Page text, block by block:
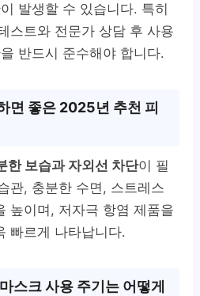
발생할 수 있습니다. 특히
스트와 전문가 상담 후 사용
반드시 준수해야 합니다.
면 좋은 2025년 추천 피
한 보습과 자외선 차단이 필
관, 충분한 수면, 스트레스
높이며, 저자극 항염 제품을
빠르게 나타납니다.
스크 사용 주기는 어떻게